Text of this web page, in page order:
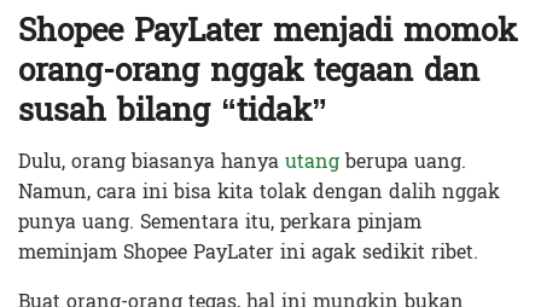
Shopee PayLater menjadi momok
orang-orang nggak tegaan dan
susah bilang “tidak”
Dulu, orang biasanya hanyautangberupa uang.
Namun, cara ini bisa kita tolak dengan dalih nggak
punya uang. Sementara itu, perkara pinjam
meminjam Shopee PayLater ini agak sedikit ribet.